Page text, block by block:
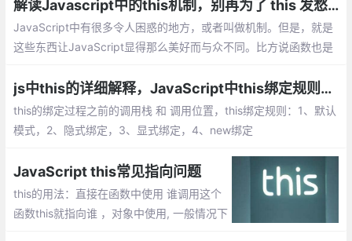
解读Javascript中的this机制，别再为了 this 发愁了
JavaScript中有很多令人困惑的地方，或者叫做机制。但是，就是
这些东西让JavaScript显得那么美好而与众不同。比方说函数也是
机制。
js中this的详细解释，JavaScript中this绑定规则【你不知道的JavaScript】
this的绑定过程之前的调用栈 和 调用位置，this绑定规则：1、默认
模式，2、隐式绑定，3、显式绑定，4、new绑定
JavaScript this常见指向问题
this的用法：直接在函数中使用 谁调用这个
函数this就指向谁 ，对象中使用, 一般情况下